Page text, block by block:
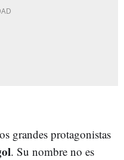
grandes protagonistas
. Su nombre no es